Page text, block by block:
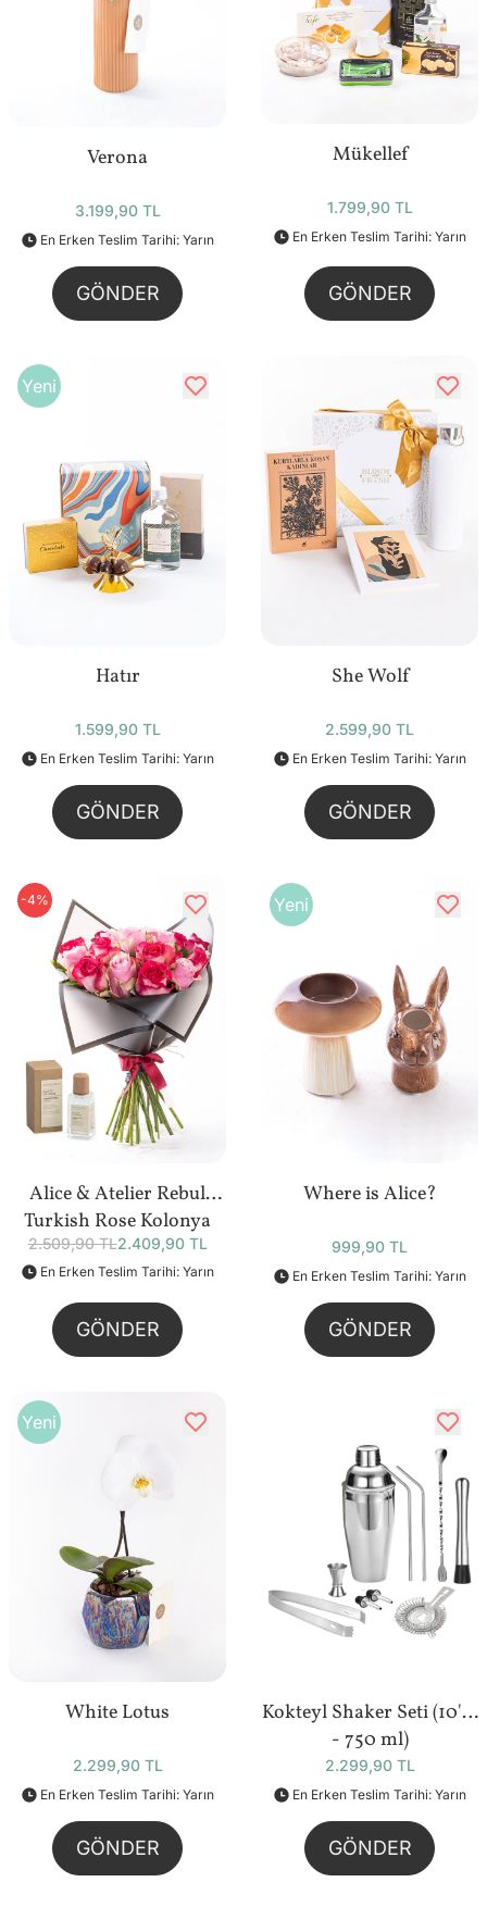
Verona
3.199,90 TL
En Erken Teslim Tarihi: Yarın
GÖNDER
Mükellef
1.799,90 TL
En Erken Teslim Tarihi: Yarın
GÖNDER
Yeni
Hatır
1.599,90 TL
En Erken Teslim Tarihi: Yarın
GÖNDER
She Wolf
2.599,90 TL
En Erken Teslim Tarihi: Yarın
GÖNDER
-4%
Alice & Atelier Rebul
Turkish Rose Kolonya
(50 ml) Bundle
2.509,90 TL2.409,90 TL
En Erken Teslim Tarihi: Yarın
GÖNDER
Yeni
Where is Alice?
999,90 TL
En Erken Teslim Tarihi: Yarın
GÖNDER
Yeni
White Lotus
2.299,90 TL
En Erken Teslim Tarihi: Yarın
GÖNDER
Kokteyl Shaker Seti (10'lu
- 750 ml)
2.299,90 TL
En Erken Teslim Tarihi: Yarın
GÖNDER